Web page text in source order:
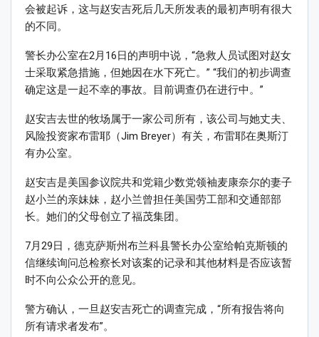
会被起诉，这与赵安吉死后几天所发表的最初声明有很大
的不同。
警长办公室在2月16日的声明中说，“急救人员试图对赵女
士采取紧急措施，但她因在水下死亡。” “我们的初步调查
确定这是一起不幸的事故。目前调查仍在进行中。”
赵安吉去世的牧场属于一家公司所有，该公司与她丈夫、
风险投资家布雷耶（Jim Breyer）有关，布雷耶在奥斯汀
有办公室。
赵安吉是美国参议院共和党籍少数党领袖麦康奈尔的妻子
赵小兰的亲妹妹，赵小兰曾担任美国劳工部和交通部部
长。她们的父母创立了福茂集团。
7月29日，德克萨斯州布兰科县警长办公室给帕克斯顿的
信继续询问总检察长对该案的记录和其他材料是否应该暂
时不向公众公开的意见。
警方确认，一旦赵安吉死亡的调查完成，“所有报告将向
所有请求者发布”。